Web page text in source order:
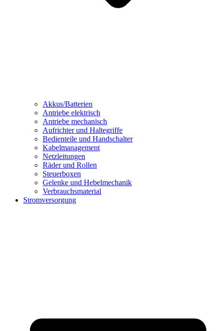
Akkus/Batterien
Antriebe elektrisch
Antriebe mechanisch
Aufrichter und Haltegriffe
Bedienteile und Handschalter
Kabelmanagement
Netzleitungen
Räder und Rollen
Steuerboxen
Gelenke und Hebelmechanik
Verbrauchsmaterial
Stromversorgung